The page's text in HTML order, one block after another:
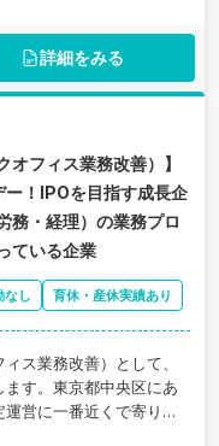
詳細をみる
オフィス業務改善）】
！IPOを目指す成長企
務・経理）の業務プロ
ている企業
なし 育休・産休実績あり
ス業務改善）として、
す。東京都中央区にあ
営に一番近くで寄り添
の求人です。